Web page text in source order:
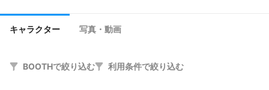
キャラクター 写真・動画
BOOTHで絞り込む 利用条件で絞り込む